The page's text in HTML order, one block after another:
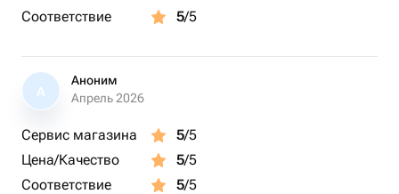
Соответствие
5/5
А
Аноним
Апрель 2026
Сервис магазина 5/5
Цена/Качество
5/5
Соответствие
5/5